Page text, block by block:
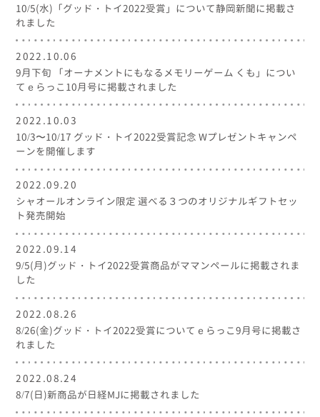
10/5(水)「グッド・トイ2022受賞」について静岡新聞に掲載さ
れました
2022.10.06
9月下旬 「オーナメントにもなるメモリーゲーム くも」につい
てｅらっこ10月号に掲載されました
2022.10.03
10/3〜10/17 グッド・トイ2022受賞記念 Wプレゼントキャンペ
ーンを開催します
2022.09.20
シャオールオンライン限定 選べる３つのオリジナルギフトセッ
ト発売開始
2022.09.14
9/5(月)グッド・トイ2022受賞商品がママンペールに掲載されま
した
2022.08.26
8/26(金)グッド・トイ2022受賞についてｅらっこ9月号に掲載さ
れました
2022.08.24
8/7(日)新商品が日経MJに掲載されました